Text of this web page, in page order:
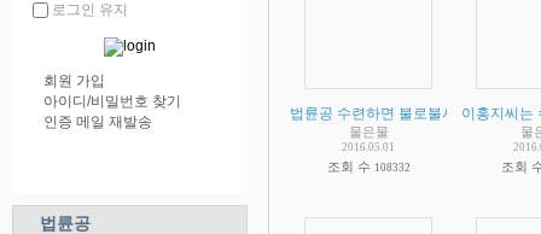
로그인 유지
회원 가입
아이디/비밀번호 찾기
인증 메일 재발송
법륜공
법륜공 수련하면 불로불사 한다는 주
물은물
2016.05.01
조회 수 108332
이홍지씨는
물
조회